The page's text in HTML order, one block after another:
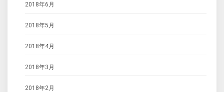
2018年6月
2018年5月
2018年4月
2018年3月
2018年2月